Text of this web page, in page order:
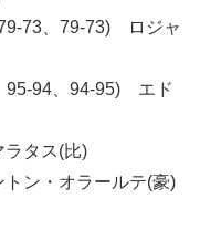
73、79-73) ロジャ
95-94、94-95) エド
タス(比)
ン・オラールテ(豪)